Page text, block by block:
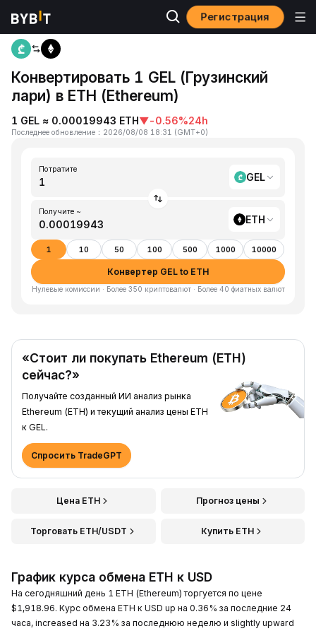
Регистрация
Главная
Конвертировать 1 GEL (Грузинский
лари) в ETH (Ethereum)
1 GEL ≈ 0.00019943 ETH▼-0.56%24h
Последнее обновление ： 2026/08/08 18:31 (GMT+0)
Потратите
GEL
Получите ~
ETH
1 10 50 100 500 1000 10000
Конвертер GEL to ETH
Нулевые комиссии · Более 350 криптовалют · Более 40 фиатных валют
«Стоит ли покупать Ethereum (ETH)
сейчас?»
Получайте созданный ИИ анализ рынка
Ethereum (ETH) и текущий анализ цены ETH
к GEL.
Спросить TradeGPT
Цена ETH Прогноз цены
Торговать ETH/USDT Купить ETH
График курса обмена ETH к USD
На сегодняшний день 1 ETH (Ethereum) торгуется по цене
$1,918.96. Курс обмена ETH к USD up на 0.36% за последние 24
часа, increased на 3.23% за последнюю неделю и slightly upward